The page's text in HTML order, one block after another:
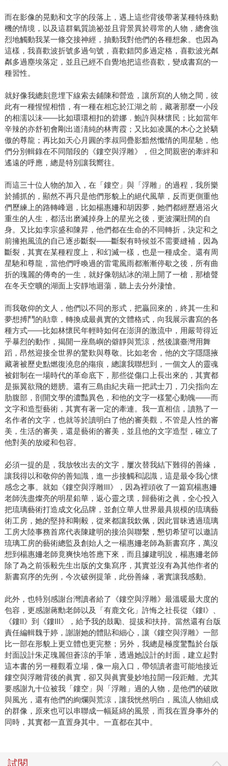
而在影像的晃動和文字的段落上，遇上這些背後帶著某種特殊動
機的情境，以及這群氣質詭祕並且背景異於尋常的人物，總會強
烈地觸動我某一條交接神經，抽動我對他們的各種想象。也因為
這樣，我喜歡波折號多過句號，喜歡錯閃多過定格，喜歡波光粼
粼多過塵埃落定，並且已經不自覺地把這些喜歡，變成書寫的一
種習性。
就好像我總刻意埋下線索去鋪陳和營造，讓所寫的人物之間，彼
此有一種惺惺相惜，有一種在相忘於江湖之前，藏著那麼一小段
的相濡以沫——比如環環相扣的碧娜．鮑許與林懷民；比如當年
辛辣的亦舒初會剛出道淸純的林靑霞；又比如凌厲的木心之於驕
傲的尊龍；再比如天心月圓的李叔同疊影黯然懺情的周星馳，他
們分別輯錄在不同階段的《鏤空與浮雕》，但之間親密的牽絆和
遙遠的呼應，總是特別讓我嚮往。
而這三十位人物的加入，在「鏤空」與「浮雕」的過程，我所樂
於捕抓的，顯然不再只是他們形貌上的絕代風華，反而更側重他
們歷練上的路轉峰迴，比如楊惠姍和胡因夢，她們都經歷過浴火
重生的人生，都活出磨滅掉身上的星光之後，更波瀾壯闊的自
身。又比如李宗盛和陳昇，他們都在生命的不同轉折，決定和之
前擁抱風流的自己逐步斷裂——斷裂有時候並不需要縫補，因為
斷裂，其實在某種程度上，和幻滅一樣，也是一種成全。還有周
星馳和尊龍，當他們呼喚過的雷電風雨都漸漸停歇之後，所有曲
折的瑰麗的傳奇的一生，就好像朝結冰的湖上開了一槍，那槍聲
在冬天空曠的湖面上安靜地迴蕩，聽上去分外淒愴。
而我敬仰的文人，他們以不同的形式，把贏回來的，終其一生和
夢想搏鬥的勛章，轉換成最眞實的文體格式，向我展示書寫的各
種方式——比如林懷民年輕時如何在澎湃的激流中，用嚴苛得近
乎暴烈的動作，揭開一座島嶼的僻靜與荒涼，然後讓臺灣用舞
蹈，昂然迎接全世界的驚歎與尊敬。比如老舍，他的文字隱隱掖
藏著被歷史點燃復澆息的殤痕，總讓我聯想到，一個文人的靈魂
被鉗制在一場時代的革命底下，那些從傷口上長出來的，其實都
是振翼欲飛的翅膀。還有三島由紀夫藉一把武士刀，刀尖指向左
肋腹部，剖開文學的濃豔異色，和他的文字一樣驚心動魄——而
文字和造型藝術，其實有著一定的牽連。我一直相信，讀熟了一
名作者的文字，也就等於讀明白了他的審美觀，不管是人性的審
美，生活的審美，還是藝術的審美，並且他的文字造型，確立了
他對美的放縱和包容。
必須一提的是，我放牧出去的文字，屢次替我結下難得的善緣，
讓我得以和敬仰的善知識，進一步接觸和認識，這是最令我心懷
感念之事。就如《鏤空與浮雕III》，因為裡頭收了一篇寫楊惠姍
老師洗盡燦亮的明星鉛華，返心靈之璞，歸藝術之眞，全心投入
把琉璃藝術打造成文化品牌，並創立華人世界最具規模的琉璃藝
術工房，她的堅持和剛毅，從來都讓我欽佩，因此冒昧透過琉璃
工房大陸事務首席代表陳建明的接洽與聯繫，懇切希望可以邀請
琉璃工房的藝術總監及創始人之一楊惠姍老師為新書寫序，萬沒
想到楊惠姍老師竟爽快地答應下來，而且據建明說，楊惠姍老師
除了為之前張毅先生出版的文集寫序，其實並沒有為其他作者的
新書寫序的先例，今次破例提筆，此份善緣，著實讓我感動。
此外，也特別感謝台灣讀者給了《鏤空與浮雕》最溫暖最大度的
包容，更感謝蔣勳老師以及「有鹿文化」許悔之社長從《鏤I》、
《鏤II》到《鏤III》，給予我的鼓勵、提拔和扶持。當然還有台版
責任編輯魏于婷，謝謝她的體貼和細心，讓《鏤空與浮雕》一部
比一部在形貌上更立體也更完整；另外，我總是極度驚豔於台版
封面設計朱疋瑰麗但蒼涼的手筆，透過她設計的封面，建立起對
這本書的另一種觀看立場，像一扇入口，帶領讀者盡可能地接近
鏤空與浮雕背後的眞實，卻又與眞實曼妙地拉開一段距離。尤其
要感謝九十位被我「鏤空」與「浮雕」過的人物，是他們的破敗
與風光，還有他們的絢爛與荒涼，讓我恍然明白，風流人物組成
的群像，原來也可以串聯成一幅延綿的風景，而我在置身事外的
同時，其實都一直置身其中。一直都在其中。
試閱